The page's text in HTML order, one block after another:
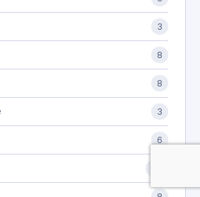
3
8
8
3
6